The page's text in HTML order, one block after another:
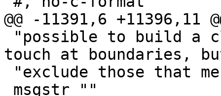
@@ -11391,6 +11396,11
touch at boundaries,